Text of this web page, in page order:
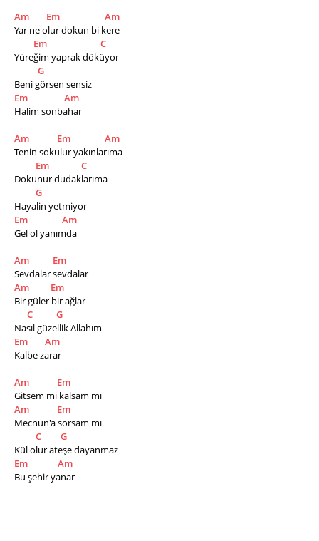
Am Em
Am
Yar ne olur dokun bi kere
Em
C
Yüreğim yaprak döküyor
G
Beni görsen sensiz
Em
Am
Halim sonbahar
Am Em
Am
Tenin sokulur yakınlarıma
Em
C
Dokunur dudaklarıma
G
Hayalin yetmiyor
Em
Am
Gel ol yanımda
Am
Em
Sevdalar sevdalar
Am
Em
Bir güler bir ağlar
C
G
Nasıl güzellik Allahım
Em
Am
Kalbe zarar
Am
Em
Gitsem mi kalsam mı
Am
Em
Mecnun'a sorsam mı
C
G
Kül olur ateşe dayanmaz
Em
Am
Bu şehir yanar